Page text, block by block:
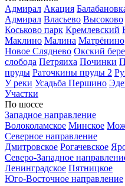
Адмирал Акация
Адмирал Власьево Высоково
Коськово парк Кремлевский
Маклино Малина Матрёнино
Новое Сляднево Окский
слобода Петряиха Починки
пруды Раточкины пруды 2
У реки Усадьба Першино
Участки
По шоссе
Западное направление
Волоколамское Минское
Северное направление
Дмитровское Рогачевское
Северо-Западное
Ленинградское Пятницкое
Юго-Восточное направление